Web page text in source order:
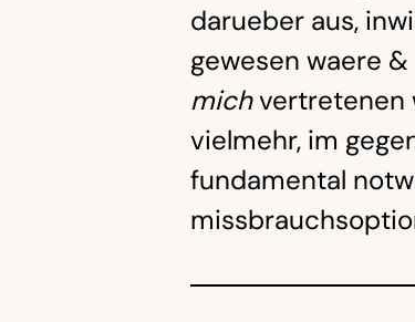
darueber aus,
gewesen waere
michvertretenen
vielmehr, im
fundamental